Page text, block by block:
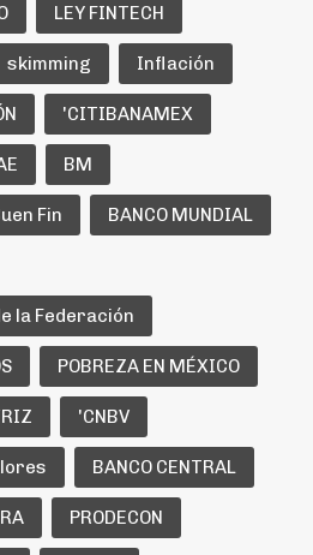
LEY FINTECH
skimming Inflación
'CITIBANAMEX
BM
Fin BANCO MUNDIAL
la Federación
POBREZA EN MÉXICO
'CNBV
BANCO CENTRAL
PRODECON